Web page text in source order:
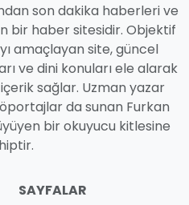
son dakika haberleri ve
bir haber sitesidir. Objektif
amaçlayan site, güncel
ve dini konuları ele alarak
sağlar. Uzman yazar
da sunan Furkan
bir okuyucu kitlesine
SAYFALAR